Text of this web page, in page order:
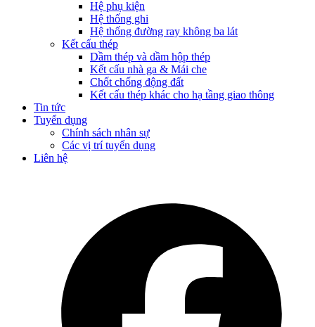
Hệ phụ kiện
Hệ thống ghi
Hệ thống đường ray không ba lát
Kết cấu thép
Dầm thép và dầm hộp thép
Kết cấu nhà ga & Mái che
Chốt chống động đất
Kết cấu thép khác cho hạ tầng giao thông
Tin tức
Tuyển dụng
Chính sách nhân sự
Các vị trí tuyển dụng
Liên hệ